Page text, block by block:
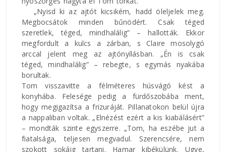
„Nyisd ki az ajtót kicsikém, hadd öleljelek meg.
Megbocsátok minden bűnödért. Csak téged
szeretlek, téged, mindhalálig” – hallották. Ekkor
megfordult a kulcs a zárban, s Claire mosolygó
arccal jelent meg az ajtónyílásban. „Én is csak
téged, mindhalálig” – rebegte, s egymás nyakába
borultak.
Tom visszavitte a félméteres húsvágó kést a
konyhába. Felesége pedig a fürdőszobába ment,
hogy megigazítsa a frizuráját. Pillanatokon belül újra
a nappaliban voltak. „Elnézést ezért a kis kiabálásért”
– mondták szinte egyszerre. „Tom, ha eszébe jut a
fiatalsága, teljesen megvadul. Szerencsére, nem
szokott sokáig tartani. Hamar kibékülünk. Ugye,